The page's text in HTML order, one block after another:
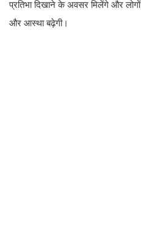
प्रतिभा दिखाने के अवसर मिलेंगे और लोगों
और आस्था बढ़ेगी।